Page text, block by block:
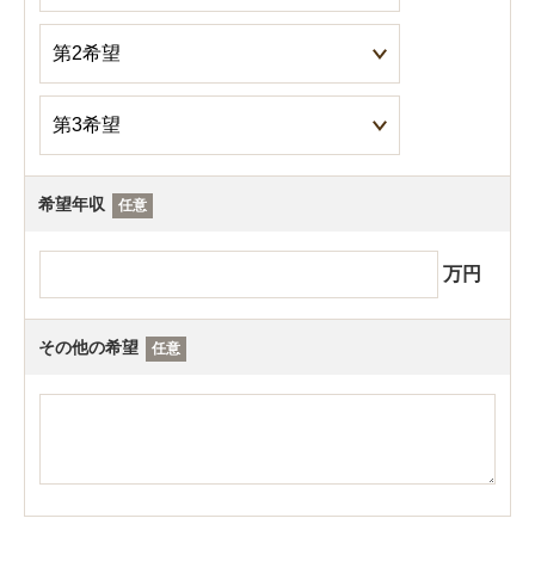
希望年収 任意
万円
その他の希望 任意